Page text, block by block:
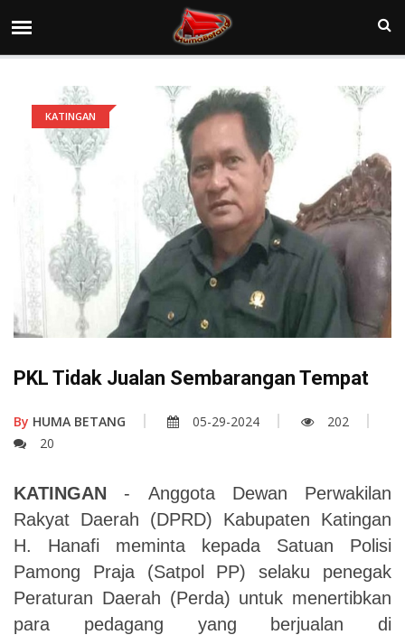
KATINGAN
PKL Tidak Jualan Sembarangan Tempat
By HUMA BETANG 05-29-2024
202
20
KATINGAN - Anggota Dewan Perwakilan
Rakyat Daerah (DPRD) Kabupaten Katingan
H. Hanafi meminta kepada Satuan Polisi
Pamong Praja (Satpol PP) selaku penegak
Peraturan Daerah (Perda) untuk menertibkan
para pedagang yang berjualan di